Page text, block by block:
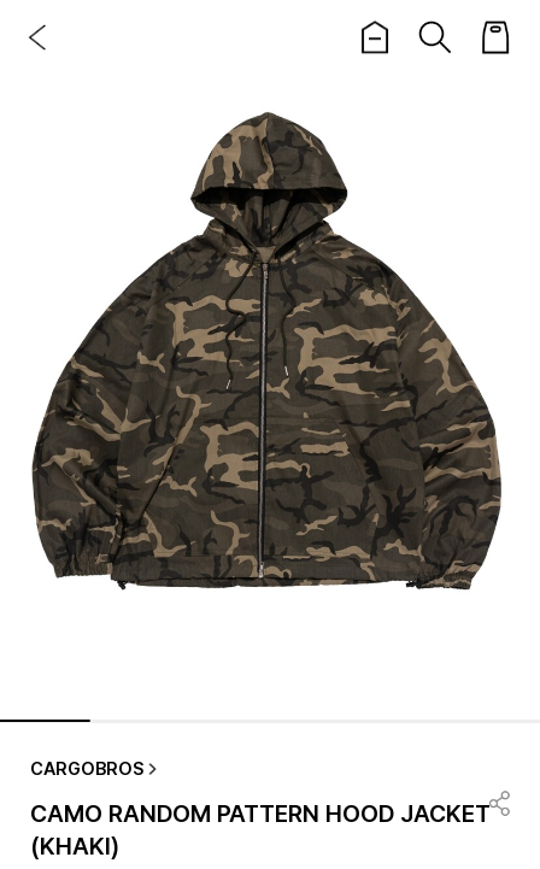
CARGOBROS
CAMO RANDOM PATTERN HOOD JACKET
(KHAKI)